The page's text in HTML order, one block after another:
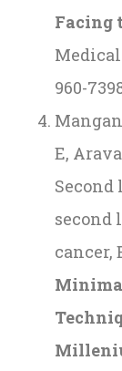
Facing
960-
E,
Second
second
cancer,